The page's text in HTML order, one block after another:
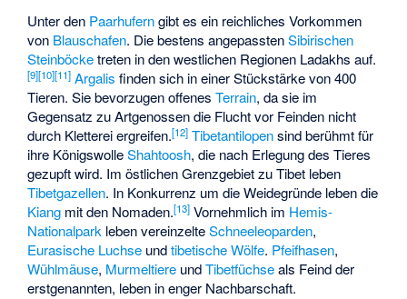
Unter den Paarhuferngibt es ein reichliches Vorkommen
von Blauschafen. Die bestens angepasstenSibirischen
Steinböcketreten in den westlichen Regionen Ladakhs auf.
[9][10][11] Argalis finden sich in einer Stückstärke von 400
Tieren. Sie bevorzugen offenesTerrain, da sie im
Gegensatz zu Artgenossen die Flucht vor Feinden nicht
durch Kletterei ergreifen.[12] Tibetantilopensind berühmt für
ihre KönigswolleShahtoosh, die nach Erlegung des Tieres
gezupft wird. Im östlichen Grenzgebiet zu Tibet leben
Tibetgazellen. In Konkurrenz um die Weidegründe leben die
Kiang mit den Nomaden.[13] Vornehmlich im Hemis-
Nationalpark leben vereinzelteSchneeleoparden,
Eurasische Luchse undtibetische Wölfe. Pfeifhasen,
Wühlmäuse, Murmeltiere undTibetfüchseals Feind der
erstgenannten, leben in enger Nachbarschaft.